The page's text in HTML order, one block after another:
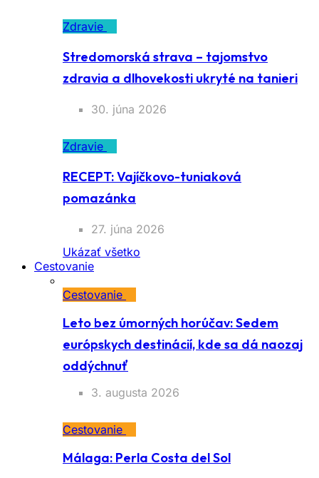
Zdravie
Stredomorská strava – tajomstvo
zdravia a dlhovekosti ukryté na tanieri
30. júna 2026
Zdravie
RECEPT: Vajíčkovo-tuniaková
pomazánka
27. júna 2026
Ukázať všetko
Cestovanie
Cestovanie
Leto bez úmorných horúčav: Sedem
európskych destinácií, kde sa dá naozaj
oddýchnuť
3. augusta 2026
Cestovanie
Málaga: Perla Costa del Sol